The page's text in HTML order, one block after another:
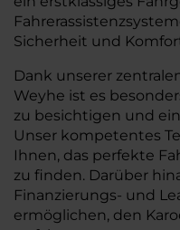
Sicherheit und
Dank unserer
Weyhe ist es
zu besichtigen und
Unser kompetentes
Ihnen, das perfekte
zu finden. Darüber
Finanzierungs- und
ermöglichen, den